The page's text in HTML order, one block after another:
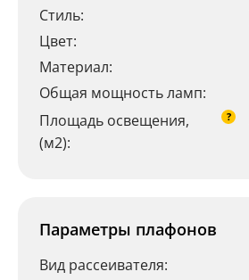
Стиль:
Цвет:
Материал:
Общая мощность ламп:
Площадь освещения,
(м2):
?
Параметры плафонов
Вид рассеивателя: